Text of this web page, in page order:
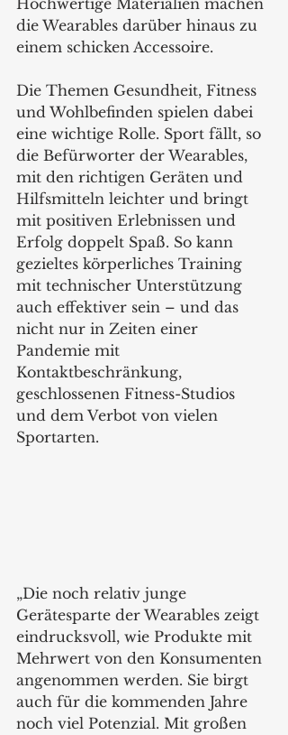
Hochwertige Materialien machen
die Wearables darüber hinaus zu
einem schicken Accessoire.
Die Themen Gesundheit, Fitness
und Wohlbefinden spielen dabei
eine wichtige Rolle. Sport fällt, so
die Befürworter der Wearables,
mit den richtigen Geräten und
Hilfsmitteln leichter und bringt
mit positiven Erlebnissen und
Erfolg doppelt Spaß. So kann
gezieltes körperliches Training
mit technischer Unterstützung
auch effektiver sein – und das
nicht nur in Zeiten einer
Pandemie mit
Kontaktbeschränkung,
geschlossenen Fitness-Studios
und dem Verbot von vielen
Sportarten.
„Die noch relativ junge
Gerätesparte der Wearables zeigt
eindrucksvoll, wie Produkte mit
Mehrwert von den Konsumenten
angenommen werden. Sie birgt
auch für die kommenden Jahre
noch viel Potenzial. Mit großen